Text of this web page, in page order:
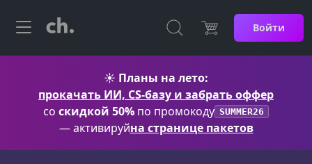
Войти
☀️ Планы на лето:
прокачать ИИ, CS-базу и забрать оффер
со скидкой 50% по промокоду SUMMER26
— активируйна странице пакетов